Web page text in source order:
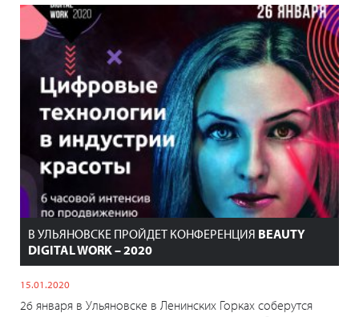
В УЛЬЯНОВСКЕ ПРОЙДЕТ КОНФЕРЕНЦИЯ BEAUTY
DIGITAL WORK – 2020
15.01.2020
26 января в Ульяновске в Ленинских Горках соберутся